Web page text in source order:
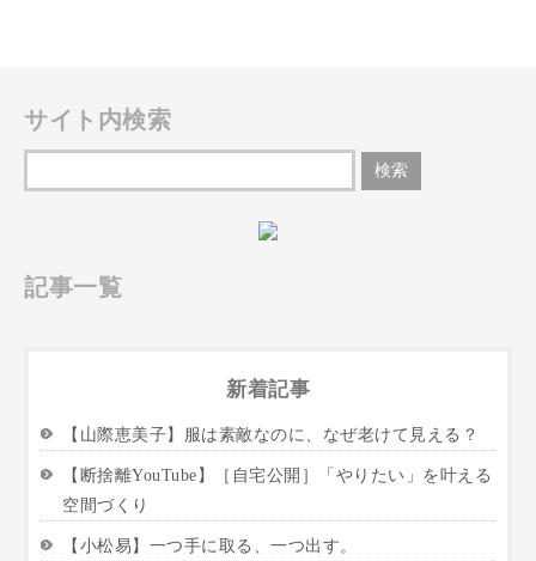
サイト内検索
記事一覧
新着記事
【山際恵美子】服は素敵なのに、なぜ老けて見える？
【断捨離YouTube】［自宅公開］「やりたい」を叶える
空間づくり
【小松易】一つ手に取る、一つ出す。